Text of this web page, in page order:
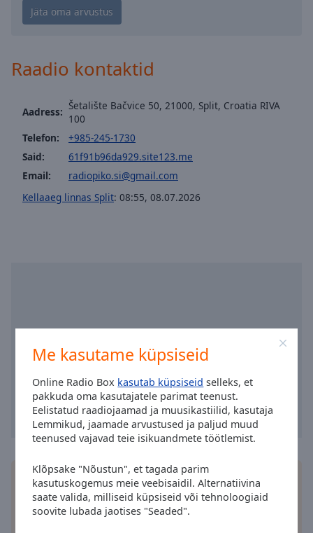
Me kasutame küpsiseid
Online Radio Box kasutab küpsiseid selleks, et
pakkuda oma kasutajatele parimat teenust.
Eelistatud raadiojaamad ja muusikastiilid, kasutaja
Lemmikud, jaamade arvustused ja paljud muud
teenused vajavad teie isikuandmete töötlemist.
Klõpsake "Nõustun", et tagada parim
kasutuskogemus meie veebisaidil. Alternatiivina
saate valida, milliseid küpsiseid või tehnoloogiaid
soovite lubada jaotises "Seaded".
descriptions
subtitles
,
opens
subtitles
settings
subtitles
modal
window.
Beginning
window.
Escape
Raadio kontaktid
Aadress: Šetalište Bačvice 50, 21000, Split, Croatia RIVA
100
Telefon:
+985-245-1730
Said:
61f91b96da929.site123.me
Email:
radiopiko.si@gmail.com
Kellaaeg linnas Split: 08:55, 08.07.2026
Installige tasuta Online Radio Boxrakendusoma
nutitelefoni ja kuulake oma lemmikraadiojaamu
võrgus - ükskõik kus te ka ei viibiksite!